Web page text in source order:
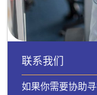
联系我们
如果你需要协助